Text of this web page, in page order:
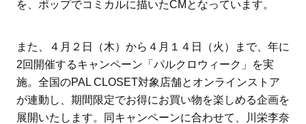
を、ポップでコミカルに描いたCMとなっています。
また、４月２日（木）から４月１４日（火）まで、年に
2回開催するキャンペーン「パルクロウィーク」を実
施。全国のPAL CLOSET対象店舗とオンラインストア
が連動し、期間限定でお得にお買い物を楽しめる企画を
展開いたします。同キャンペーンに合わせて、川栄李奈